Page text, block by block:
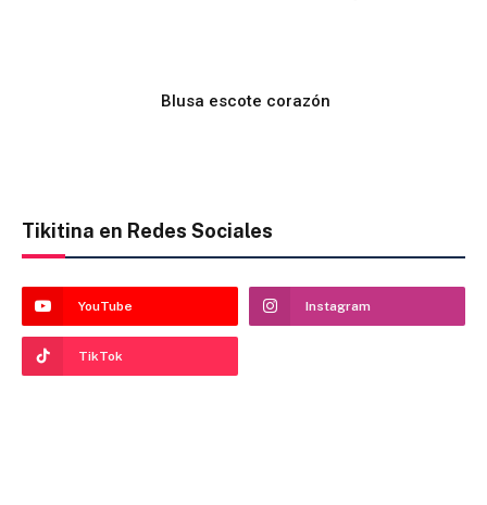
Blusa escote corazón
Tikitina en Redes Sociales
YouTube Instagram
TikTok